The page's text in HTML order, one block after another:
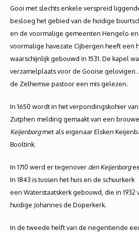
Gooi met slechts enkele verspreid
besloeg het gebied van de huidige
en de voormalige gemeenten Hengelo en
voormalige havezate Cijbergen heeft een
waarschijnlijk gebouwd in 1531. De kapel
verzamelplaats voor de Gooise
de Zelhemse pastoor een mis gelezen.
In 1650 wordt in het verpondingskohier
Zutphen melding gemaakt van een
Keijenborgmet als eigenaar Elsken
Booltink.
In 1710 werd er tegenover den Keijenborg
In 1843 is tussen het huis en de schuurkerk
een Waterstaatskerk gebouwd, die in 1932
huidige Johannes de Doperkerk.
In de tweede helft van de negentiende